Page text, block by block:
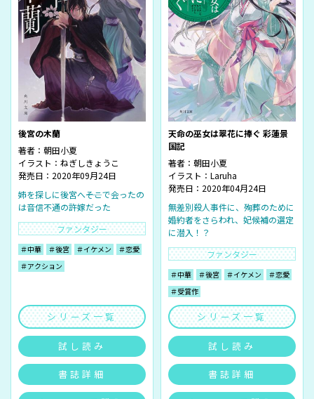
後宮の木蘭
著者： 朝田小夏
イラスト： ねぎしきょうこ
発売日：2020年09月24日
姉を探しに後宮へ――そこで会ったの
は音信不通の許嫁だった
ファンタジー
＃中華 ＃後宮 ＃イケメン
＃恋愛
＃アクション
シリーズ一覧
試し読み
書誌詳細
天命の巫女は翠花に捧ぐ 彩蓮景
国記
著者： 朝田小夏
イラスト： Laruha
発売日：2020年04月24日
無差別殺人事件に、殉葬のために
婚約者をさらわれ、妃候補の選定
に潜入！？
ファンタジー
＃中華 ＃後宮 ＃イケメン
＃恋愛
＃受賞作
シリーズ一覧
試し読み
書誌詳細